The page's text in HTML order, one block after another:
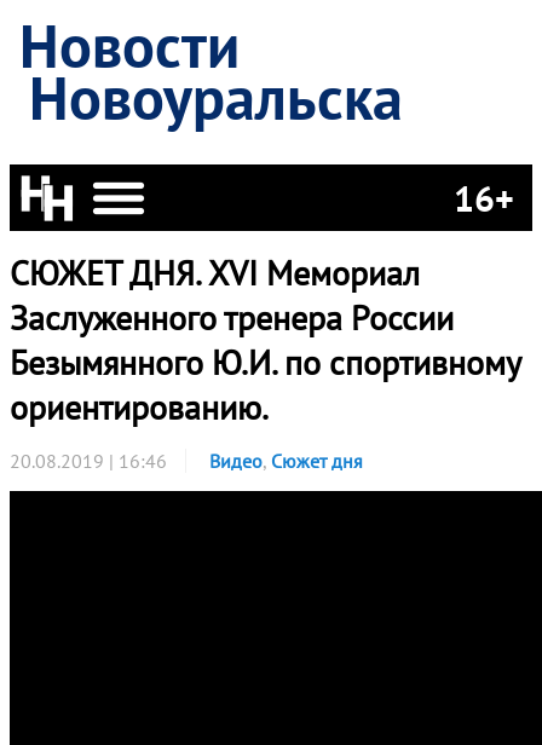
Новости
Новоуральска
16+
СЮЖЕТ ДНЯ. XVI Мемориал
Заслуженного тренера России
Безымянного Ю.И. по спортивному
ориентированию.
20.08.2019 | 16:46 Видео, Сюжет дня